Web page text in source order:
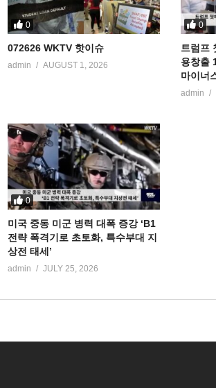
0
072626 WKTV 핫이슈
admin AUGUST 1, 2026
0
트럼프
용창출
마이너
admin
0
미국 중동 미군 병력 대폭 증강 ‘B1
전략 폭격기로 초토화, 특수부대 지
상전 태세’
admin JULY 25, 2026